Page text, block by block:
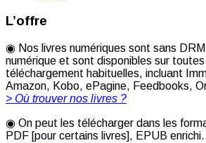
L’offre
◉ Nos livres numériques sont sans
numérique et sont disponibles sur
téléchargement habituelles, incluant
Amazon, Kobo, ePagine, Feedbooks,
> Où trouver nos livres ?
◉ On peut les télécharger dans les
PDF [pour certains livres], EPUB enrichi.